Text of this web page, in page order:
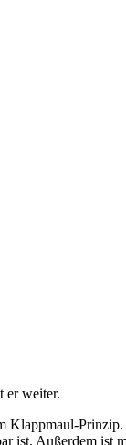
er weiter.
Klappmaul-
ist. Außerdem ist